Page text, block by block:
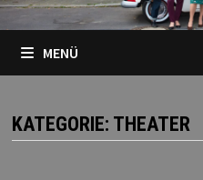
MENÜ
KATEGORIE: THEATER